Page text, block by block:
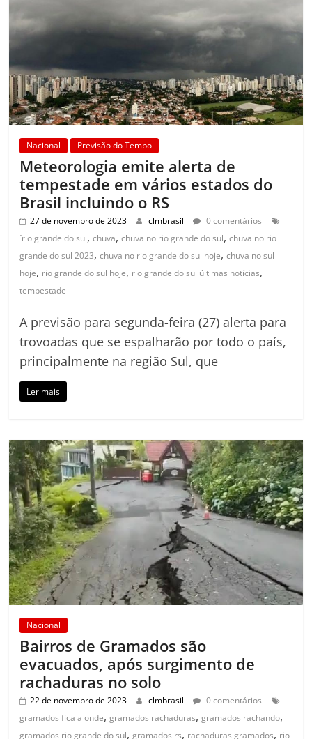
Nacional Previsão do Tempo
Meteorologia emite alerta de
tempestade em vários estados do
Brasil incluindo o RS
27 de novembro de 2023 clmbrasil
0 comentários
´rio grande do sul,chuva,chuva no rio grande do sul,chuva no rio
grande do sul 2023,chuva no rio grande do sul hoje,chuva no sul
hoje, rio grande do sul hoje, rio grande do sul últimas notícias,
tempestade
A previsão para segunda-feira (27) alerta para
trovoadas que se espalharão por todo o país,
principalmente na região Sul, que
Ler mais
Nacional
Bairros de Gramados são
evacuados, após surgimento de
rachaduras no solo
22 de novembro de 2023 clmbrasil
0 comentários
gramados fica a onde,gramados rachaduras,gramados rachando,
gramados rio grande do sul,gramados rs, rachaduras gramados, rio